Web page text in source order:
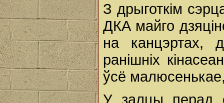
З дрыготкім
ДКА майго
на канцэртах,
ранішніх
ўсё
У залцы перад